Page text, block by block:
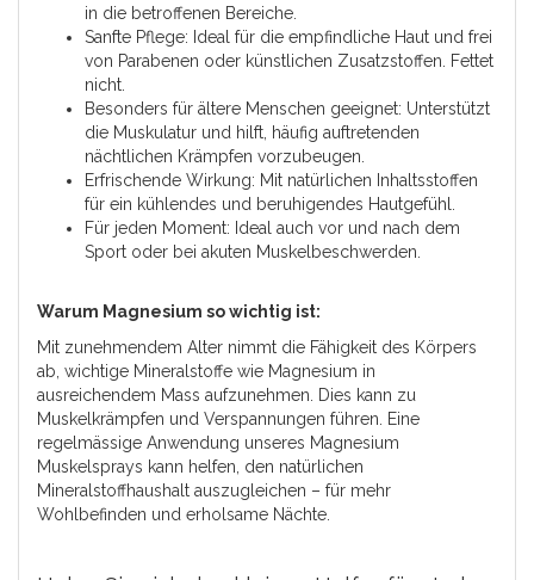
in die betroffenen Bereiche.
Sanfte Pflege: Ideal für die empfindliche Haut und frei
von Parabenen oder künstlichen Zusatzstoffen. Fettet
nicht.
Besonders für ältere Menschen geeignet: Unterstützt
die Muskulatur und hilft, häufig auftretenden
nächtlichen Krämpfen vorzubeugen.
Erfrischende Wirkung: Mit natürlichen Inhaltsstoffen
für ein kühlendes und beruhigendes Hautgefühl.
Für jeden Moment: Ideal auch vor und nach dem
Sport oder bei akuten Muskelbeschwerden.
Warum Magnesium so wichtig ist:
Mit zunehmendem Alter nimmt die Fähigkeit des Körpers
ab, wichtige Mineralstoffe wie Magnesium in
ausreichendem Mass aufzunehmen. Dies kann zu
Muskelkrämpfen und Verspannungen führen. Eine
regelmässige Anwendung unseres Magnesium
Muskelsprays kann helfen, den natürlichen
Mineralstoffhaushalt auszugleichen – für mehr
Wohlbefinden und erholsame Nächte.